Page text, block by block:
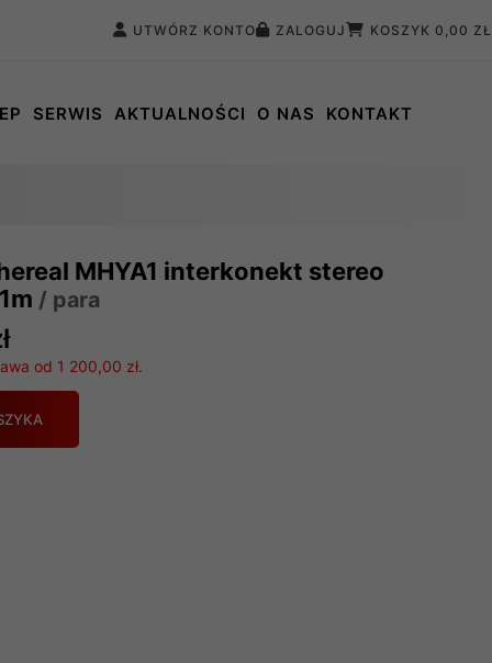
UTWÓRZ KONTO ZALOGUJ KOSZYK 0,00 ZŁ
SERWIS AKTUALNOŚCI O NAS KONTAKT
MHYA1 interkonekt stereo
/ para
od 1 200,00 zł.